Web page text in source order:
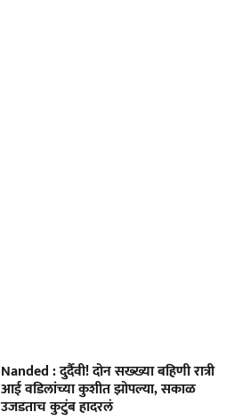
Nanded : दुर्दैवी! दोन सख्ख्या बहिणी रात्री
आई वडिलांच्या कुशीत झोपल्या, सकाळ
उजडताच कुटुंब हादरलं